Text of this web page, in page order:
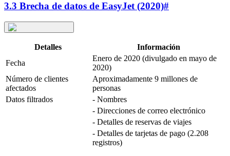
3.3 Brecha de datos de EasyJet (2020)#
Detalles
Información
Fecha
Enero de 2020 (divulgado en mayo de
2020)
Número de clientes
afectados
Aproximadamente 9 millones de
personas
Datos filtrados
- Nombres
- Direcciones de correo electrónico
- Detalles de reservas de viajes
- Detalles de tarjetas de pago (2.208
registros)